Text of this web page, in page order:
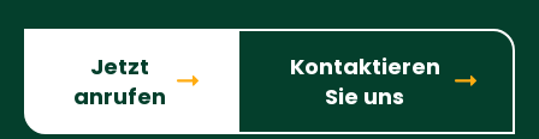
Jetzt
anrufen
Kontaktieren
Sie uns